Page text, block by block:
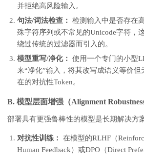
71
72
74
76
77
# 4. 选择最佳Token并更新 adv_suffix_ids (
# 最终生成的adv_suffix_ids即为对抗性后缀的
并拒绝高风险输入。
句法/词法检查：
检测输入中是否存在
殊字符序列或不常见的Unicode字符，
绕过传统的过滤器而引入的。
模型重写/净化：
使用一个专门的小型
来“净化”输入，将其改写成语义等价
在的对抗性Token。
B. 模型层面增强（Alignment Robustness
部署具有更强鲁棒性的模型是长期解决方案
对抗性训练：
在模型的RLHF（
Human Feedback）或DPO（Direct